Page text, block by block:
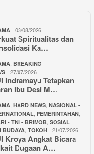
03/08/2026
Spiritualitas dan
Ka…
, BREAKING
27/07/2026
Indramayu Tetapkan
Ibu Desi M…
, HARD NEWS, NASIONAL -
, PEMERINTAHAN,
- TNI - BRIMOB, SOSIAL
BUDAYA, TOKOH 21/07/2026
Kroya Angkat Bicara
Dugaan A…